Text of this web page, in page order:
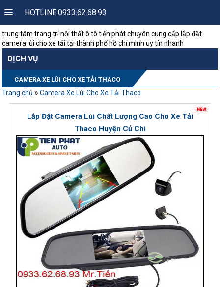
HOTLINE:0933.62.68.93
trung tâm trang trí nội thất ô tô tiến phát chuyên cung cấp lắp đặt
camera lùi cho xe tải tại thành phố hồ chí minh uy tín nhanh
DỊCH VỤ
CAMERA XE LÙI CHO XE TẢI THACO
Trang chủ » Camera Xe Lùi Cho Xe Tải Thaco
Lắp Đặt Camera Lùi Chất Lượng Cao Cho Xe Tải
Thaco Huyện Củ Chi